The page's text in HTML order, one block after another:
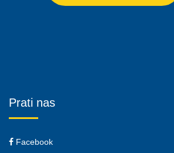
Prati nas
Facebook